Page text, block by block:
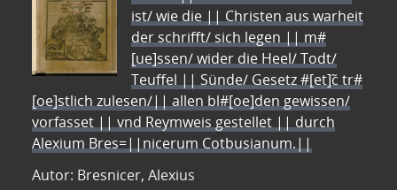
ist/ wie die || Christen aus warheit
der schrifft/ sich legen || m#
[ue]ssen/ wider die Heel/ Todt/
Teuffel || Sünde/ Gesetz #[et]c̃ tr#
[oe]stlich zulesen/|| allen bl#[oe]den gewissen/
vorfasset || vnd Reymweis gestellet || durch
Alexium Bres=||nicerum Cotbusianum.||
Autor: Bresnicer, Alexius